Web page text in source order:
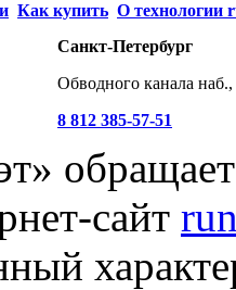
Как купить О технологии
Санкт-Петербург
Обводного канала
8 812 385-57-51
сайт